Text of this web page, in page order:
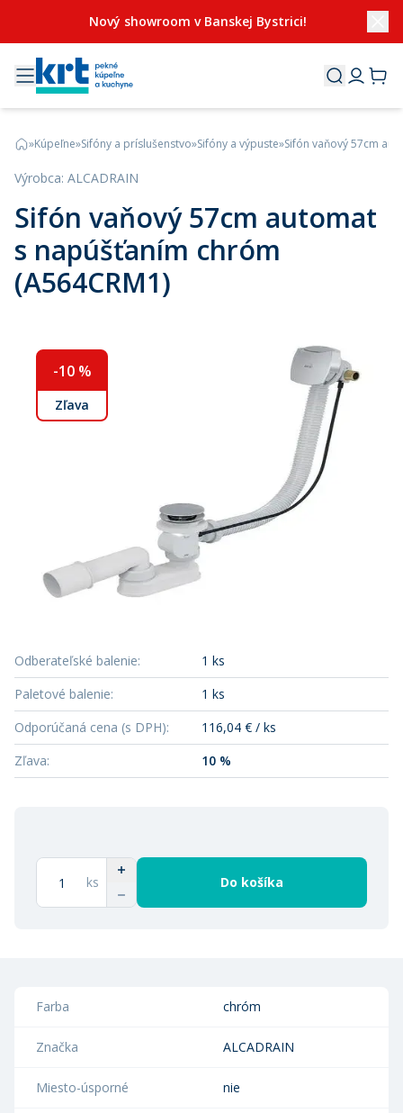
Nový showroom v Banskej Bystrici!
»Kúpeľne»Sifóny a príslušenstvo»Sifóny a výpuste»Sifón vaňový 57cm
Výrobca: ALCADRAIN
Sifón vaňový 57cm automat
s napúšťaním chróm
(A564CRM1)
-10%
Zľava
Odberateľské balenie:
1 ks
Paletové balenie:
1 ks
Odporúčaná cena (s DPH):
116,04 € / ks
Zľava: 10 %
ks Do košíka
Farba chróm
Značka ALCADRAIN
Miesto-úsporné nie